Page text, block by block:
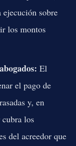
sobre
los montos
El
el pago de
y, en
los
del acreedor que